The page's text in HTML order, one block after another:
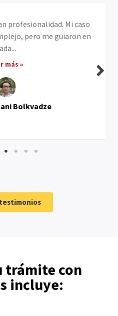
profesionalidad. Mi caso
pero me guiaron en
más »
Bolkvadze
trámite con
incluye: